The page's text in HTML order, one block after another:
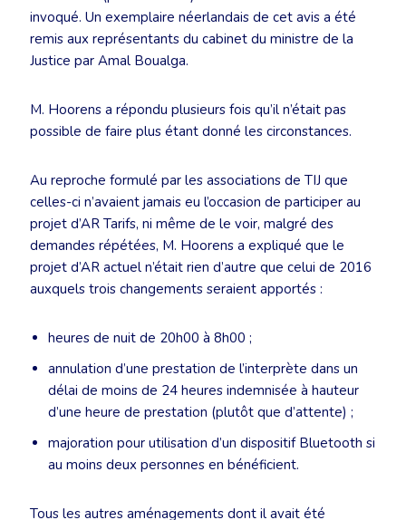
invoqué. Un exemplaire néerlandais de cet avis a été
remis aux représentants du cabinet du ministre de la
Justice par Amal Boualga.
M. Hoorens a répondu plusieurs fois qu’il n’était pas
possible de faire plus étant donné les circonstances.
Au reproche formulé par les associations de TIJ que
celles-ci n’avaient jamais eu l’occasion de participer au
projet d’AR Tarifs, ni même de le voir, malgré des
demandes répétées, M. Hoorens a expliqué que le
projet d’AR actuel n’était rien d’autre que celui de 2016
auxquels trois changements seraient apportés :
heures de nuit de 20h00 à 8h00 ;
annulation d’une prestation de l’interprète dans un
délai de moins de 24 heures indemnisée à hauteur
d’une heure de prestation (plutôt que d’attente) ;
majoration pour utilisation d’un dispositif Bluetooth si
au moins deux personnes en bénéficient.
Tous les autres aménagements dont il avait été